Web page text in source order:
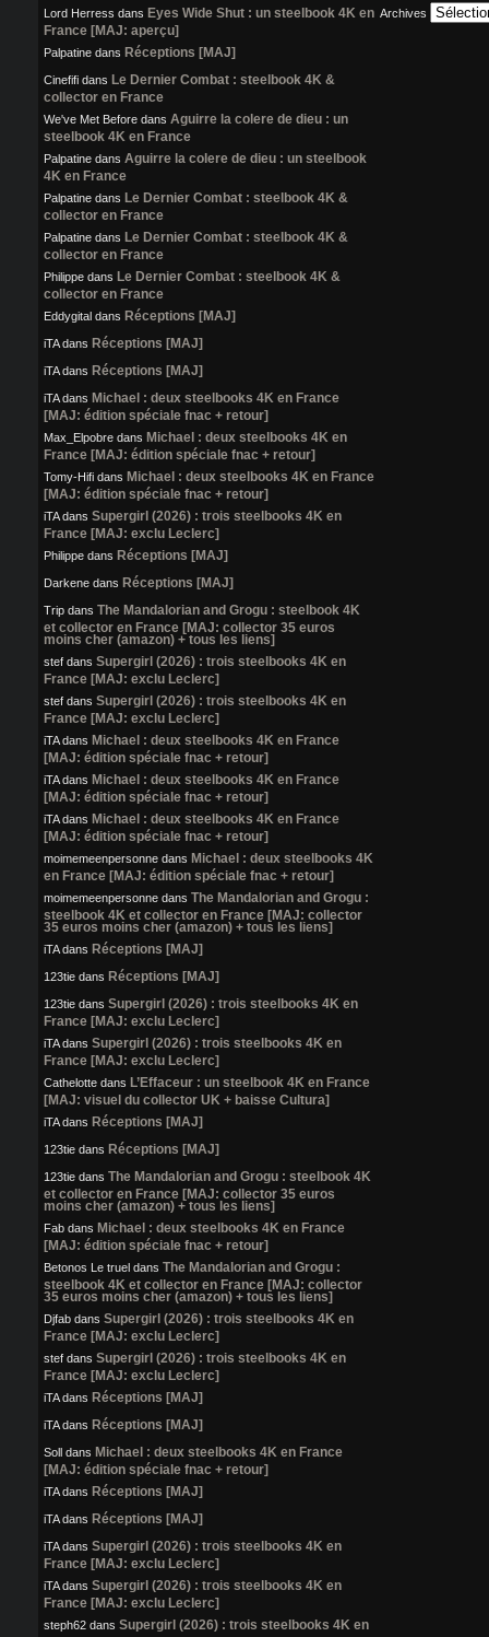
Lord Herress dans Eyes Wide Shut : un steelbook 4K en
France [MAJ: aperçu]
Palpatine dans Réceptions [MAJ]
Cinefifi dans Le Dernier Combat : steelbook 4K &
collector en France
We've Met Before dans Aguirre la colere de dieu : un
steelbook 4K en France
Palpatine dans Aguirre la colere de dieu : un steelbook
4K en France
Palpatine dans Le Dernier Combat : steelbook 4K &
collector en France
Palpatine dans Le Dernier Combat : steelbook 4K &
collector en France
Philippe dans Le Dernier Combat : steelbook 4K &
collector en France
Eddygital dans Réceptions [MAJ]
iTAdans Réceptions [MAJ]
iTAdans Réceptions [MAJ]
iTAdans Michael : deux steelbooks 4K en France
[MAJ: édition spéciale fnac + retour]
Max_Elpobre dans Michael : deux steelbooks 4K en
France [MAJ: édition spéciale fnac + retour]
Tomy-Hifi dans Michael : deux steelbooks 4K en France
[MAJ: édition spéciale fnac + retour]
iTAdans Supergirl (2026) : trois steelbooks 4K en
France [MAJ: exclu Leclerc]
Philippe dans Réceptions [MAJ]
Darkene dans Réceptions [MAJ]
Trip dans The Mandalorian and Grogu : steelbook 4K
et collector en France [MAJ: collector 35 euros
moins cher (amazon) + tous les liens]
stef dans Supergirl (2026) : trois steelbooks 4K en
France [MAJ: exclu Leclerc]
stef dans Supergirl (2026) : trois steelbooks 4K en
France [MAJ: exclu Leclerc]
iTAdans Michael : deux steelbooks 4K en France
[MAJ: édition spéciale fnac + retour]
iTAdans Michael : deux steelbooks 4K en France
[MAJ: édition spéciale fnac + retour]
iTAdans Michael : deux steelbooks 4K en France
[MAJ: édition spéciale fnac + retour]
moimemeenpersonne dans Michael : deux steelbooks 4K
en France [MAJ: édition spéciale fnac + retour]
moimemeenpersonne dans The Mandalorian and Grogu :
steelbook 4K et collector en France [MAJ: collector
35 euros moins cher (amazon) + tous les liens]
iTAdans Réceptions [MAJ]
123tie dans Réceptions [MAJ]
123tie dans Supergirl (2026) : trois steelbooks 4K en
France [MAJ: exclu Leclerc]
iTAdans Supergirl (2026) : trois steelbooks 4K en
France [MAJ: exclu Leclerc]
Cathelotte dans L’Effaceur : un steelbook 4K en France
[MAJ: visuel du collector UK + baisse Cultura]
iTAdans Réceptions [MAJ]
123tie dans Réceptions [MAJ]
123tie dans The Mandalorian and Grogu : steelbook 4K
et collector en France [MAJ: collector 35 euros
moins cher (amazon) + tous les liens]
Fab dans Michael : deux steelbooks 4K en France
[MAJ: édition spéciale fnac + retour]
Betonos Le truel dans The Mandalorian and Grogu :
steelbook 4K et collector en France [MAJ: collector
35 euros moins cher (amazon) + tous les liens]
Djfab dans Supergirl (2026) : trois steelbooks 4K en
France [MAJ: exclu Leclerc]
stef dans Supergirl (2026) : trois steelbooks 4K en
France [MAJ: exclu Leclerc]
iTAdans Réceptions [MAJ]
iTAdans Réceptions [MAJ]
Soll dans Michael : deux steelbooks 4K en France
[MAJ: édition spéciale fnac + retour]
iTAdans Réceptions [MAJ]
iTAdans Réceptions [MAJ]
iTAdans Supergirl (2026) : trois steelbooks 4K en
France [MAJ: exclu Leclerc]
iTAdans Supergirl (2026) : trois steelbooks 4K en
France [MAJ: exclu Leclerc]
steph62 dans Supergirl (2026) : trois steelbooks 4K en
Archives